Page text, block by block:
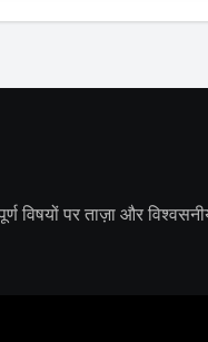
विषयों पर ताज़ा और